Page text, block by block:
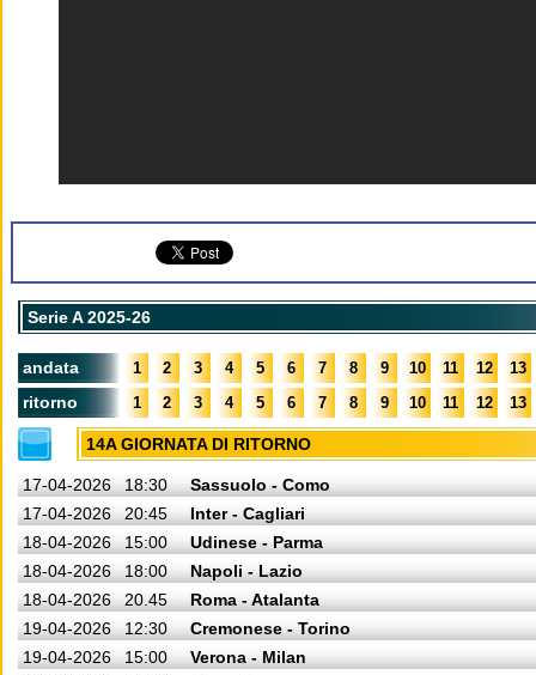
Serie A 2025-26
andata 1 2 3 4 5 6 7 8 9 10 11 12 13
ritorno 1 2 3 4 5 6 7 8 9 10 11 12 13
14A GIORNATA DI RITORNO
17-04-2026 18:30
Sassuolo - Como
17-04-2026
20:45
Inter - Cagliari
18-04-2026
15:00
Udinese - Parma
18-04-2026
18:00
Napoli - Lazio
18-04-2026
20.45
Roma - Atalanta
19-04-2026
12:30
Cremonese - Torino
19-04-2026
15:00
Verona - Milan